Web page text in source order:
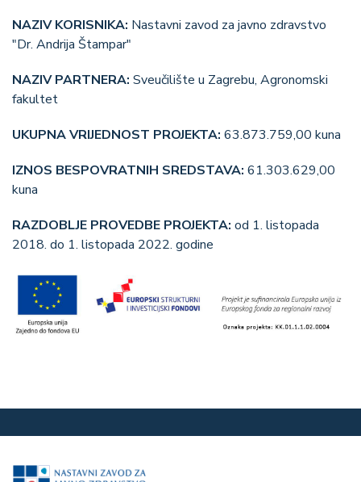
NAZIV KORISNIKA: Nastavni zavod za javno zdravstvo
"Dr. Andrija Štampar"
NAZIV PARTNERA: Sveučilište u Zagrebu, Agronomski
fakultet
UKUPNA VRIJEDNOST PROJEKTA: 63.873.759,00 kuna
IZNOS BESPOVRATNIH SREDSTAVA: 61.303.629,00
kuna
RAZDOBLJE PROVEDBE PROJEKTA: od 1. listopada
2018. do 1. listopada 2022. godine